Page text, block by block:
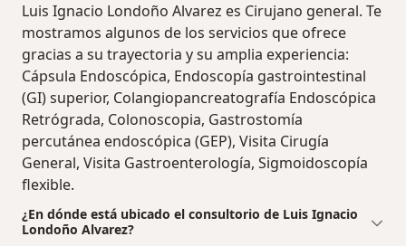
Luis Ignacio Londoño Alvarez es Cirujano general. Te
mostramos algunos de los servicios que ofrece
gracias a su trayectoria y su amplia experiencia:
Cápsula Endoscópica, Endoscopía gastrointestinal
(GI) superior, Colangiopancreatografía Endoscópica
Retrógrada, Colonoscopia, Gastrostomía
percutánea endoscópica (GEP), Visita Cirugía
General, Visita Gastroenterología, Sigmoidoscopía
flexible.
¿En dónde está ubicado el consultorio de Luis Ignacio
Londoño Alvarez?